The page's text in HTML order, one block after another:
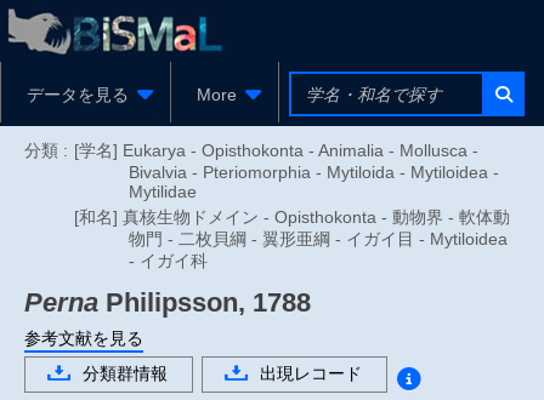
データを見る More
分類 : [学名] Eukarya - Opisthokonta - Animalia - Mollusca -
Bivalvia - Pteriomorphia - Mytiloida - Mytiloidea -
Mytilidae
[和名] 真核生物ドメイン - Opisthokonta - 動物界 - 軟体動
物門 - 二枚貝綱 - 翼形亜綱 - イガイ目 - Mytiloidea
- イガイ科
Perna Philipsson, 1788
参考文献を見る
分類群情報
出現レコード